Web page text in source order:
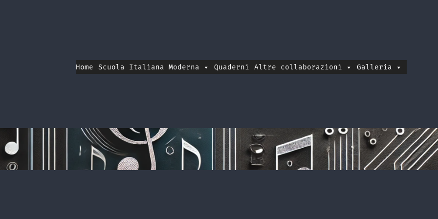
Home Scuola Italiana Moderna Quaderni Altre collaborazioni Galleria